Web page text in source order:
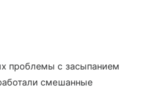
проблемы с засыпанием
смешанные